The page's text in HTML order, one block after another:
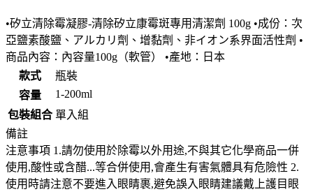
•矽立清除霉凝膠-清除矽立康霉斑專用清潔劑 100g •成份：次
亞鹽素酸鹽、アルカリ劑、增黏劑、非イオン系界面活性劑 •
商品內容：內容量100g（軟管） •產地：日本
款式
瓶裝
容量
1-200ml
包裝組合 單入組
備註
注意事項 1.請勿使用於除霉以外用途,不與其它化學商品一併
使用,酸性或含醋...等合併使用,會產生有害氣體具有危險性 2.
使用時請注意不要進入眼睛裹,避免誤入眼睛建議戴上護目眼